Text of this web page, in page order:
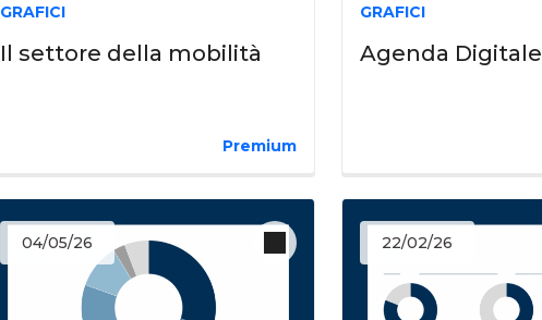
GRAFICI
Il settore della mobilità
Premium
GRAFICI
Agenda Digitale
04/05/26 22/02/26